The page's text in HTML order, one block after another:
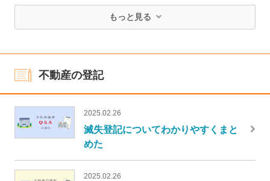
もっと見る
不動産の登記
2025.02.26
滅失登記についてわかりやすくまと
めた
2025.02.26